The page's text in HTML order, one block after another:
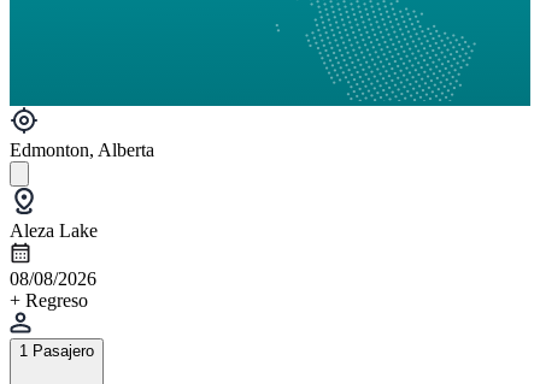
Edmonton, Alberta
Aleza Lake
08/08/2026
+ Regreso
1 Pasajero